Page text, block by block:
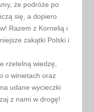
że podróże po
się, a dopiero
Razem z Kornelią i
zakątki Polski i
rzetelną wiedzę,
o winietach oraz
udane wycieczki
z nami w drogę!